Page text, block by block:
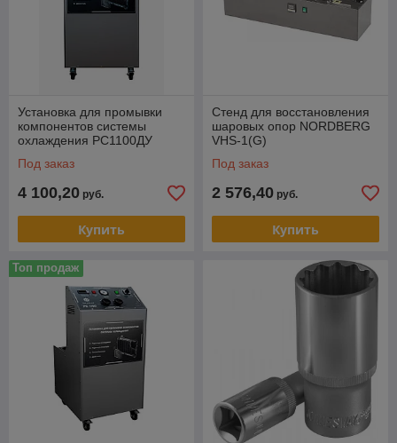
Установка для промывки
компонентов системы
охлаждения РС1100ДУ
Под заказ
4 100,20 руб.
Купить
Стенд для восстановления
шаровых опор NORDBERG
VHS-1(G)
Под заказ
2 576,40 руб.
Купить
Топ продаж